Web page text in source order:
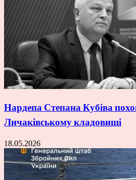
Нардепа Степана Кубіва
Личаківському кладовищі
18.05.2026